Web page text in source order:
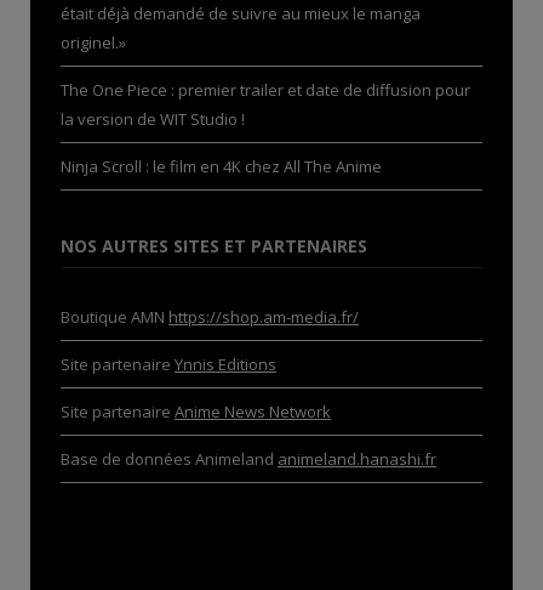
était déjà demandé de suivre au mieux le manga
originel.»
The One Piece : premier trailer et date de diffusion pour
la version de WIT Studio !
Ninja Scroll : le film en 4K chez All The Anime
NOS AUTRES SITES ET PARTENAIRES
Boutique AMN https://shop.am-media.fr/
Site partenaire Ynnis Editions
Site partenaire Anime News Network
Base de données Animeland animeland.hanashi.fr